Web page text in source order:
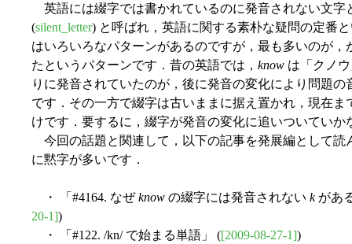
英語には綴字では書かれているのに発音されない文字
(silent_letter) と呼ばれ，英語に関する素朴な疑問の定番
はいろいろなパターンがあるのですが，最も多いのが
たというパターンです．昔の英語では， know は「クノ
りに発音されていたのが，後に発音の変化により問題
です．その一方で綴字は古いままに据え置かれ，現在
けです．要するに，綴字が発音の変化に追いついていか
今回の話題と関連して，以下の記事を発展編として読
に黙字が多いです．
・ 「#4164. なぜknow の綴字には発音されない kがあ
20-1])
・ 「#122. /kn/ で始まる単語」 ([2009-08-27-1])